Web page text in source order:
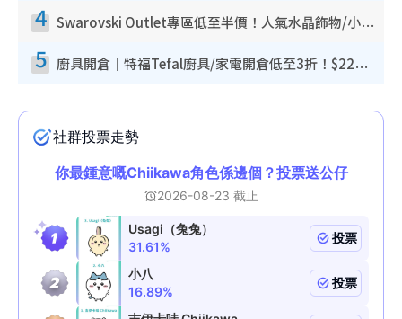
4 Swarovski Outlet專區低至半價！人氣水晶飾物/小擺設$138起！迪士尼款/水晶高跟鞋都有平
5 廚具開倉｜特福Tefal廚具/家電開倉低至3折！$220起買平底鍋/炒鑊/湯煲！電飯煲/吸塵機/燙斗$418起